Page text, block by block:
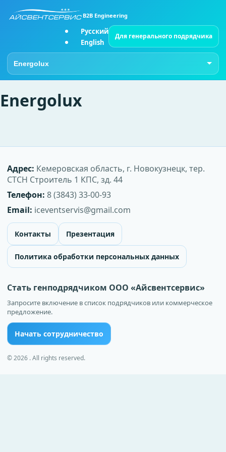
B2B Engineering
Перейти на страницу
Русский
English
Для генерального подрядчика
Energolux
Адрес: Кемеровская область, г. Новокузнецк, тер.
СТСН Строитель 1 КПС, зд. 44
Телефон: 8 (3843) 33-00-93
Email: iceventservis@gmail.com
Контакты Презентация
Политика обработки персональных данных
Стать генподрядчиком ООО «Айсвентсервис»
Запросите включение в список подрядчиков или коммерческое
предложение.
Начать сотрудничество
© 2026 . All rights reserved.